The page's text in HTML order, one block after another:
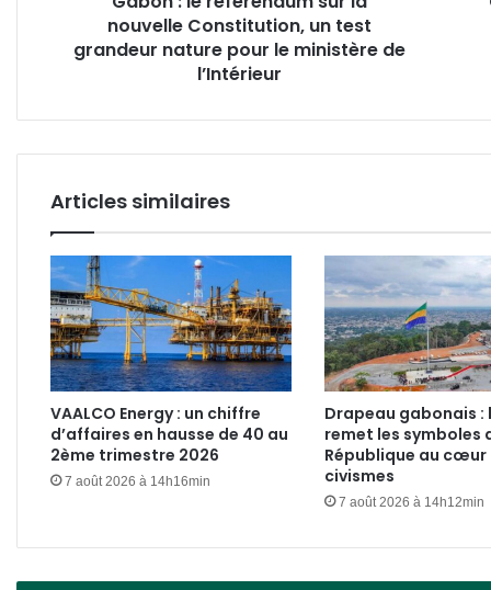
nature
nouvelle Constitution, un test
grandeur nature pour le ministère de
l’Intérieur
Articles similaires
VAALCO Energy : un chiffre
d’affaires en hausse de 40 au
2ème trimestre 2026
7 août 2026 à 14h16min
Drapeau gabonais :
remet les symboles
République au cœur
civismes
7 août 2026 à 14h12min